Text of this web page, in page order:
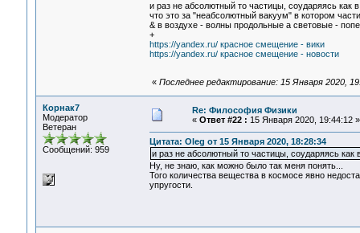
и раз не абсолютный то частицы, соударяясь как
что это за "неабсолютный вакуум" в котором
& в воздухе - волны продольные а световые -
+
https://yandex.ru/ красное смещение - вики
https://yandex.ru/ красное смещение - новости
« Последнее редактирование: 15 Января 2020,
Корнак7
Модератор
Ветеран
Сообщений: 959
Re: Философия Физики
« Ответ #22 : 15 Января 2020, 19:44:12 »
Цитата: Oleg от 15 Января 2020, 18:28:34
и раз не абсолютный то частицы, соударяясь как
Ну, не знаю, как можно было так меня понять...
Того количества вещества в космосе явно
упругости.